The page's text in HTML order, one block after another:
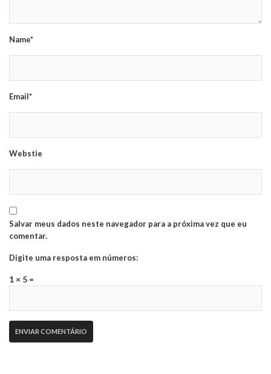
Name*
Email*
Webstie
Salvar meus dados neste navegador para a próxima vez que eu
comentar.
Digite uma resposta em números:
1 × 5 =